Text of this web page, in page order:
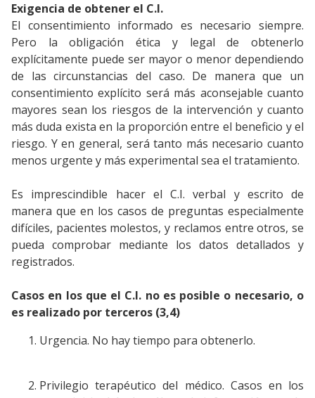
Exigencia de obtener el C.I.
El consentimiento informado es necesario siempre.
Pero la obligación ética y legal de obtenerlo
explícitamente puede ser mayor o menor dependiendo
de las circunstancias del caso. De manera que un
consentimiento explícito será más aconsejable cuanto
mayores sean los riesgos de la intervención y cuanto
más duda exista en la proporción entre el beneficio y el
riesgo. Y en general, será tanto más necesario cuanto
menos urgente y más experimental sea el tratamiento.
Es imprescindible hacer el C.I. verbal y escrito de
manera que en los casos de preguntas especialmente
difíciles, pacientes molestos, y reclamos entre otros, se
pueda comprobar mediante los datos detallados y
registrados.
Casos en los que el C.I. no es posible o necesario, o
es realizado por terceros (3,4)
Urgencia. No hay tiempo para obtenerlo.
Privilegio terapéutico del médico. Casos en los